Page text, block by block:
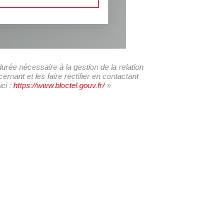
nécessaire à la gestion de la relation
et les faire rectifier en contactant
: https://www.bloctel.gouv.fr/»